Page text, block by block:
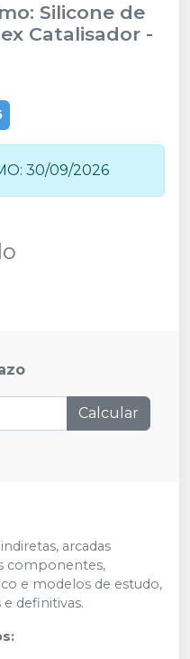
Silicone de
Catalisador -
30/09/2026
Calcular
arcadas
componentes,
e modelos de estudo,
definitivas.